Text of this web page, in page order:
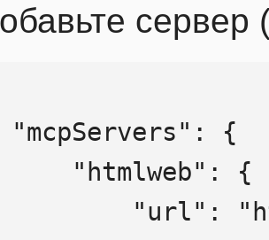
сервер